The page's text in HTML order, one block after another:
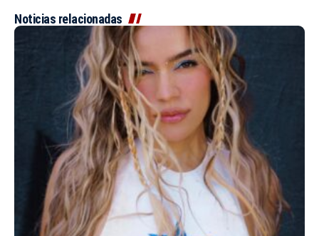
Noticias relacionadas